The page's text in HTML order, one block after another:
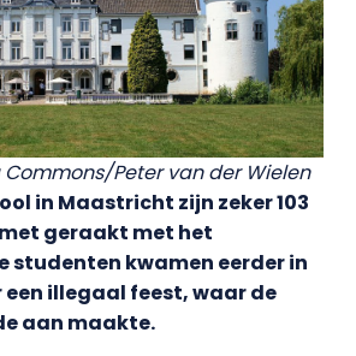
Commons/Peter van der Wielen
in Maastricht zijn zeker 103
geraakt met het
studenten kwamen eerder in
illegaal feest, waar de
aan maakte.